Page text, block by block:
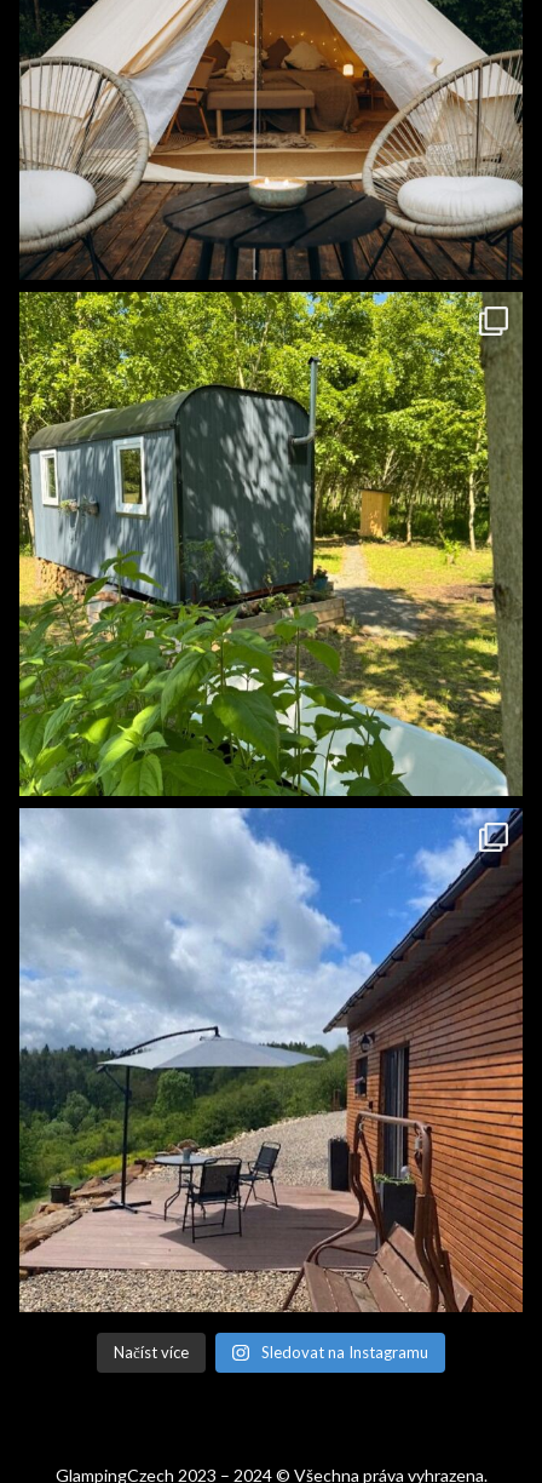
Načíst více Sledovat na Instagramu
GlampingCzech 2023 – 2024 © Všechna práva vyhrazena.